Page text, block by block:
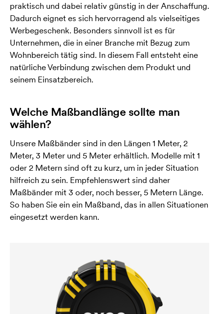
praktisch und dabei relativ günstig in der Anschaffung.
Dadurch eignet es sich hervorragend als vielseitiges
Werbegeschenk. Besonders sinnvoll ist es für
Unternehmen, die in einer Branche mit Bezug zum
Wohnbereich tätig sind. In diesem Fall entsteht eine
natürliche Verbindung zwischen dem Produkt und
seinem Einsatzbereich.
Welche Maßbandlänge sollte man
wählen?
Unsere Maßbänder sind in den Längen 1 Meter, 2
Meter, 3 Meter und 5 Meter erhältlich. Modelle mit 1
oder 2 Metern sind oft zu kurz, um in jeder Situation
hilfreich zu sein. Empfehlenswert sind daher
Maßbänder mit 3 oder, noch besser, 5 Metern Länge.
So haben Sie ein ein Maßband, das in allen Situationen
eingesetzt werden kann.